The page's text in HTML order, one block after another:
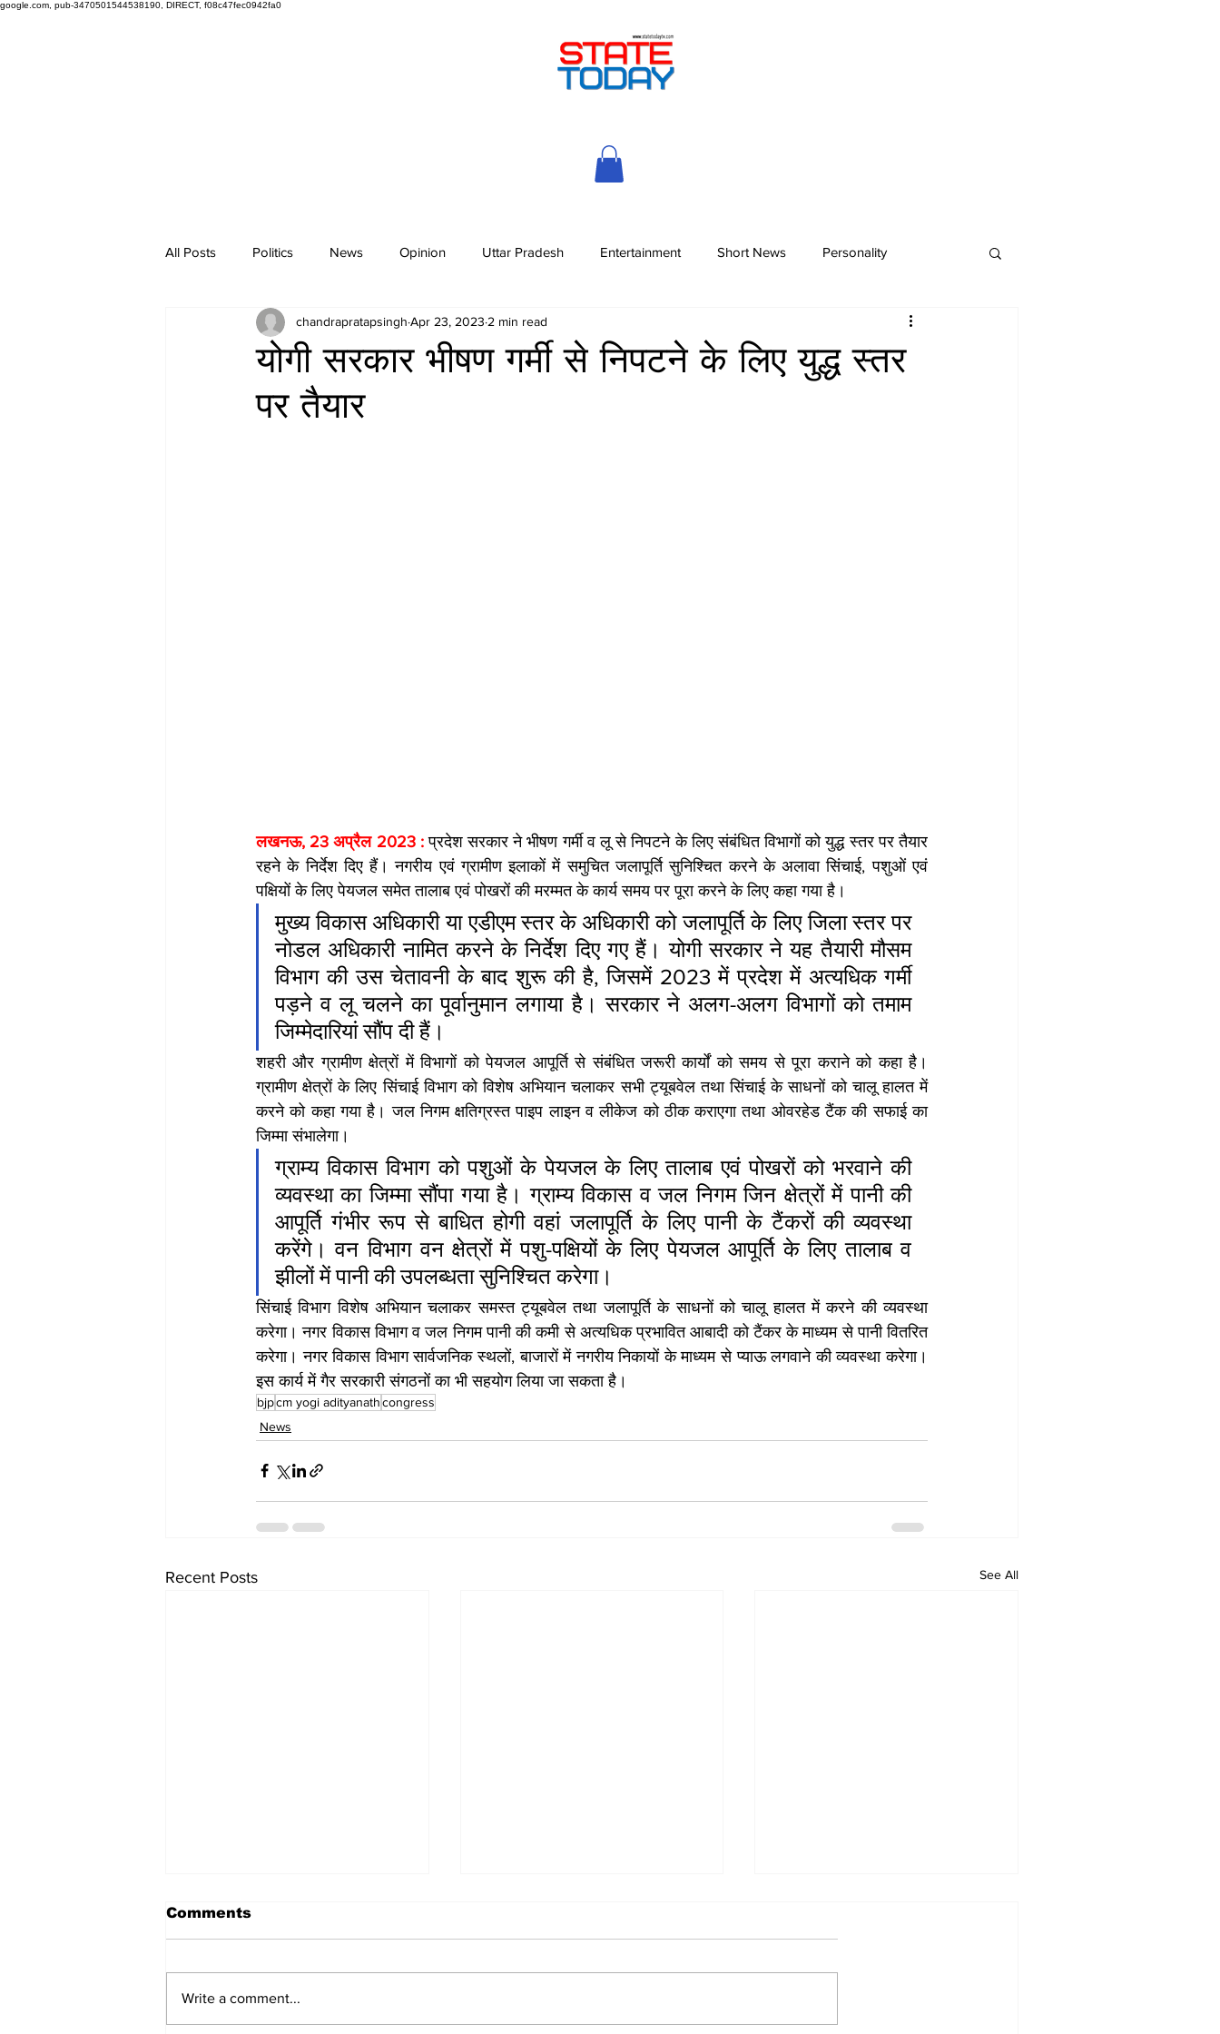
google.com, pub-3470501544538190, DIRECT, f08c47fec0942fa0
All Posts Politics News Opinion Uttar Pradesh Entertainment Short News Personality
योगी सरकार भीषण गर्मी से निपटने के लिए युद्ध स्तर
पर तैयार
chandrapratapsingh Apr 23, 2023 2 min read
लखनऊ, 23 अप्रैल 2023 : प्रदेश सरकार ने भीषण गर्मी व लू से निपटने के लिए संबंधित विभागों को युद्ध स्तर पर तैयार
रहने के निर्देश दिए हैं। नगरीय एवं ग्रामीण इलाकों में समुचित जलापूर्ति सुनिश्चित करने के अलावा सिंचाई, पशुओं एवं
पक्षियों के लिए पेयजल समेत तालाब एवं पोखरों की मरम्मत के कार्य समय पर पूरा करने के लिए कहा गया है।
मुख्य विकास अधिकारी या एडीएम स्तर के अधिकारी को जलापूर्ति के लिए जिला स्तर पर
नोडल अधिकारी नामित करने के निर्देश दिए गए हैं। योगी सरकार ने यह तैयारी मौसम
विभाग की उस चेतावनी के बाद शुरू की है, जिसमें 2023 में प्रदेश में अत्यधिक गर्मी
पड़ने व लू चलने का पूर्वानुमान लगाया है। सरकार ने अलग-अलग विभागों को तमाम
जिम्मेदारियां सौंप दी हैं।
शहरी और ग्रामीण क्षेत्रों में विभागों को पेयजल आपूर्ति से संबंधित जरूरी कार्यों को समय से पूरा कराने को कहा है।
ग्रामीण क्षेत्रों के लिए सिंचाई विभाग को विशेष अभियान चलाकर सभी ट्यूबवेल तथा सिंचाई के साधनों को चालू हालत में
करने को कहा गया है। जल निगम क्षतिग्रस्त पाइप लाइन व लीकेज को ठीक कराएगा तथा ओवरहेड टैंक की सफाई का
जिम्मा संभालेगा।
ग्राम्य विकास विभाग को पशुओं के पेयजल के लिए तालाब एवं पोखरों को भरवाने की
व्यवस्था का जिम्मा सौंपा गया है। ग्राम्य विकास व जल निगम जिन क्षेत्रों में पानी की
आपूर्ति गंभीर रूप से बाधित होगी वहां जलापूर्ति के लिए पानी के टैंकरों की व्यवस्था
करेंगे। वन विभाग वन क्षेत्रों में पशु-पक्षियों के लिए पेयजल आपूर्ति के लिए तालाब व
झीलों में पानी की उपलब्धता सुनिश्चित करेगा।
सिंचाई विभाग विशेष अभियान चलाकर समस्त ट्यूबवेल तथा जलापूर्ति के साधनों को चालू हालत में करने की व्यवस्था
करेगा। नगर विकास विभाग व जल निगम पानी की कमी से अत्यधिक प्रभावित आबादी को टैंकर के माध्यम से पानी वितरित
करेगा। नगर विकास विभाग सार्वजनिक स्थलों, बाजारों में नगरीय निकायों के माध्यम से प्याऊ लगवाने की व्यवस्था करेगा।
इस कार्य में गैर सरकारी संगठनों का भी सहयोग लिया जा सकता है।
bjpcm yogi adityanathcongress
News
Recent Posts See All
Comments
Write a comment...